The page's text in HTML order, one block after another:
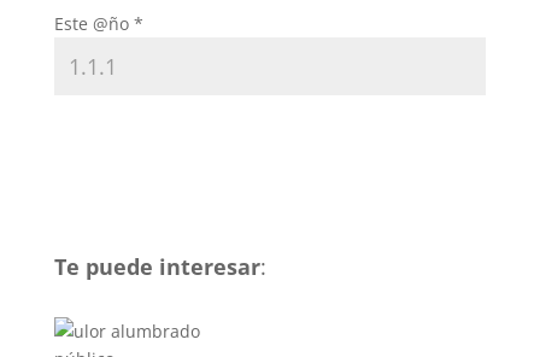
Este @ño *
Te puede interesar: